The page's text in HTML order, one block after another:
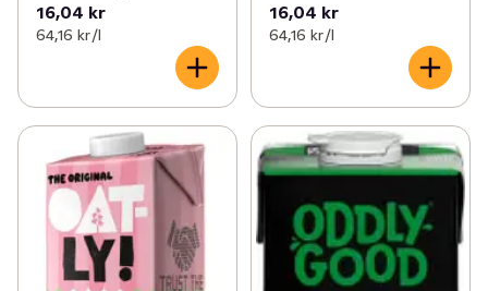
16,04 kr
64,16 kr /l
16,04 kr
64,16 kr /l